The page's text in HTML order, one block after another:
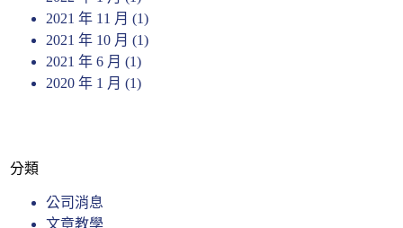
2021 年 11 月 (1)
2021 年 10 月 (1)
2021 年 6 月 (1)
2020 年 1 月 (1)
分類
公司消息
文章教學